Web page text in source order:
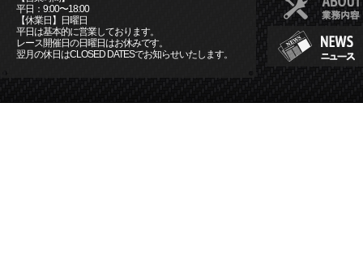
平日：9:00〜18:00
【休業日】日曜日
平日は基本的に営業しております。
レース開催日の日曜日はお休みです。
翌月の休日はCLOSED DATESでお知らせいたします。